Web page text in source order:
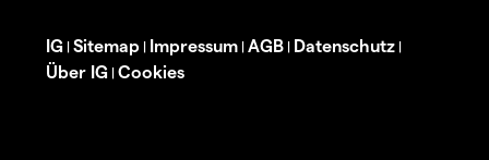
IG | Sitemap | Impressum | AGB | Datenschutz |
Über IG | Cookies